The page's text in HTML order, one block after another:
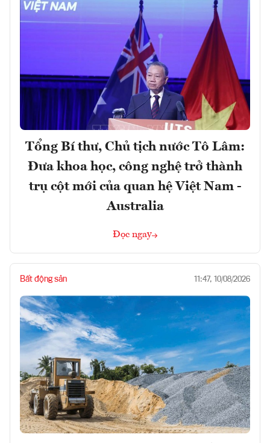
Tổng Bí thư, Chủ tịch nước Tô Lâm:
Đưa khoa học, công nghệ trở thành
trụ cột mới của quan hệ Việt Nam -
Australia
Đọc ngay
Bất động sản 11:47, 10/08/2026